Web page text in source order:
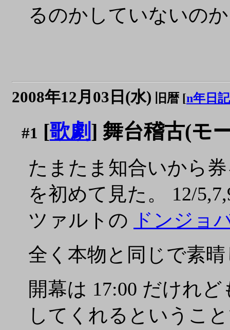
るのかしていないの
2008年12月03日(水) 旧暦 [n年日記
#1 [歌劇] 舞台稽古(モ
たまたま知合いから
を初めて見た。 12/
ツァルトの ドンジョ
全く本物と同じで素
開幕は 17:00 だけれ
してくれるというこ